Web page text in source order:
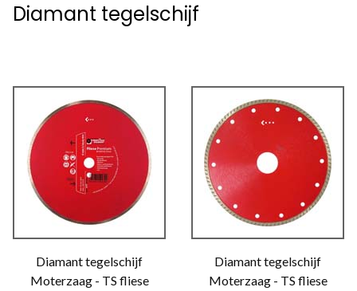
Diamant tegelschijf
Diamant tegelschijf
Moterzaag - TS fliese
Diamant tegelschijf
Moterzaag - TS fliese